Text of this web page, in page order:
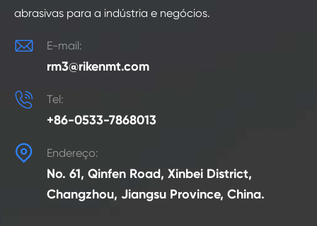
abrasivas para a indústria e negócios.
 E-mail:
rm3@rikenmt.com
 Tel:
+86-0533-7868013
 Endereço:
No. 61, Qinfen Road, Xinbei District,
Changzhou, Jiangsu Province, China.